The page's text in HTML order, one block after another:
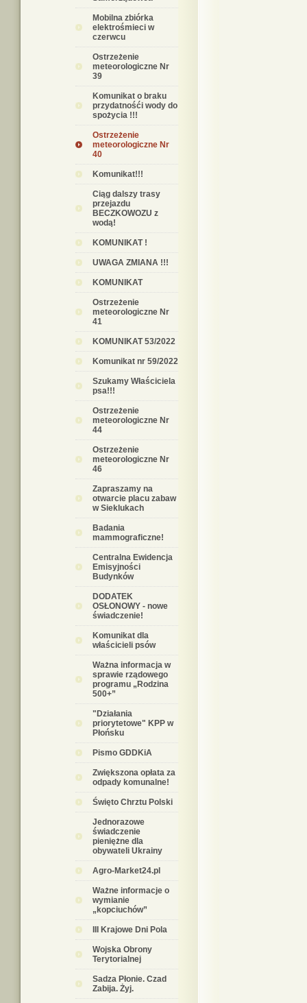
Mobilna zbiórka
elektrośmieci w
czerwcu
Ostrzeżenie
meteorologiczne Nr
39
Komunikat o braku
przydatnośći wody do
spożycia !!!
Ostrzeżenie
meteorologiczne Nr
40
Komunikat!!!
Ciąg dalszy trasy
przejazdu
BECZKOWOZU z
wodą!
KOMUNIKAT !
UWAGA ZMIANA !!!
KOMUNIKAT
Ostrzeżenie
meteorologiczne Nr
41
KOMUNIKAT 53/2022
Komunikat nr 59/2022
Szukamy Właściciela
psa!!!
Ostrzeżenie
meteorologiczne Nr
44
Ostrzeżenie
meteorologiczne Nr
46
Zapraszamy na
otwarcie placu zabaw
w Sieklukach
Badania
mammograficzne!
Centralna Ewidencja
Emisyjności
Budynków
DODATEK
OSŁONOWY - nowe
świadczenie!
Komunikat dla
właścicieli psów
Ważna informacja w
sprawie rządowego
programu „Rodzina
500+”
"Działania
priorytetowe" KPP w
Płońsku
Pismo GDDKiA
Zwiększona opłata za
odpady komunalne!
Święto Chrztu Polski
Jednorazowe
świadczenie
pieniężne dla
obywateli Ukrainy
Agro-Market24.pl
Ważne informacje o
wymianie
„kopciuchów”
III Krajowe Dni Pola
Wojska Obrony
Terytorialnej
Sadza Płonie. Czad
Zabija. Żyj.